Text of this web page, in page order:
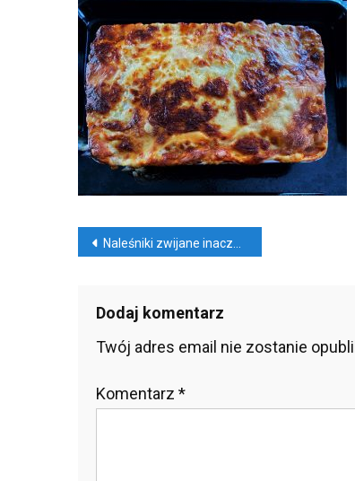
Nawigacja
Naleśniki zwijane inaczej od święta
Dodaj komentarz
Twój adres email nie zostanie
Komentarz *